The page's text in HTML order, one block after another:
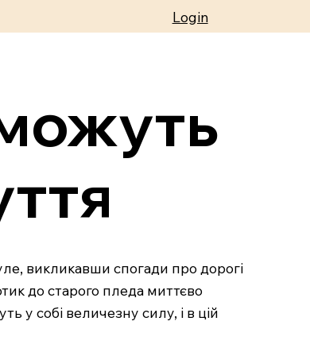
Login
викликавши спогади про дорогі
до старого пледа миттєво
у собі величезну силу, і в цій